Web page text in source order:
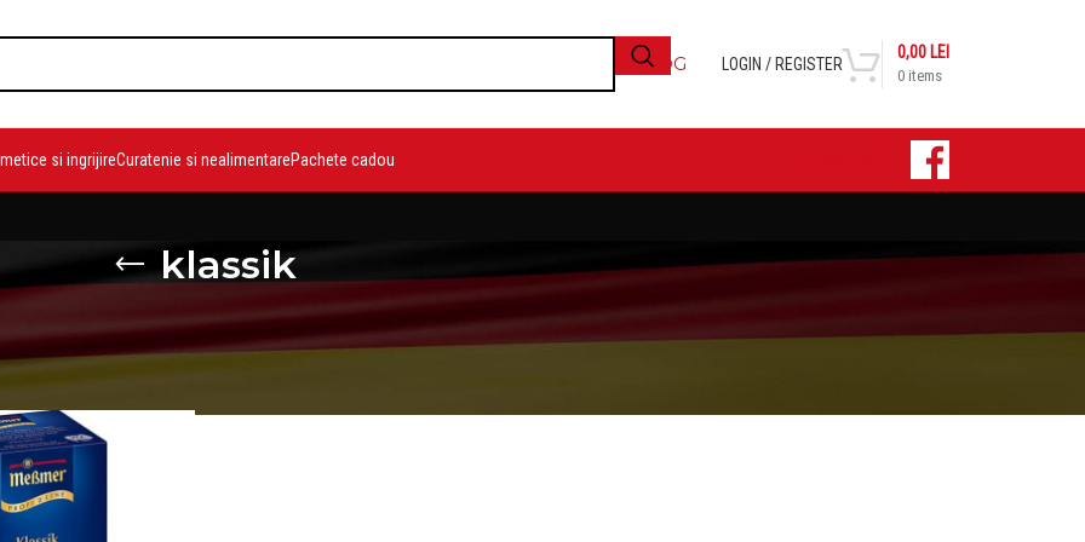
BLOG LOGIN / REGISTER
0 items
0,00 LEI
si ingrijireCuratenie si nealimentarePachete cadou
klassik
etichetate „klassik”